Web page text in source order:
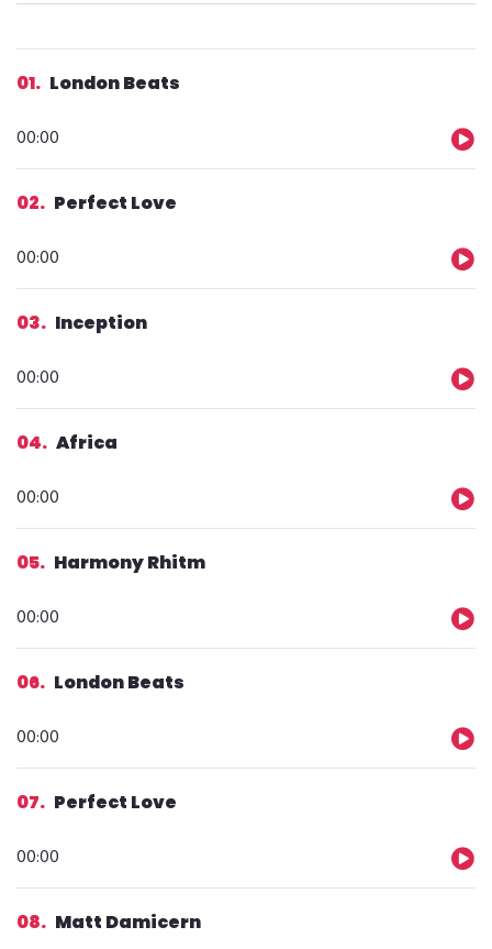
01 London Beats
de
áudio
00:00
02 Perfect Love
de
áudio
00:00
03 Inception
de
áudio
00:00
04 Africa
de
áudio
00:00
05 Harmony Rhitm
de
áudio
00:00
06 London Beats
de
áudio
00:00
07 Perfect Love
de
áudio
00:00
08 Matt Damicern